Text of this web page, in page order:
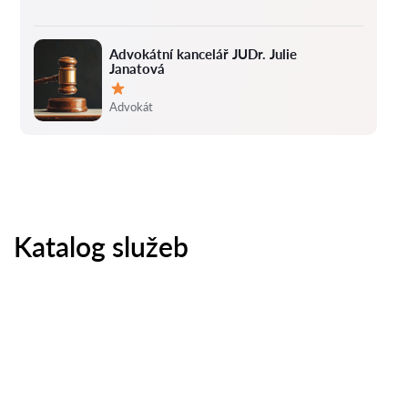
Advokátní kancelář JUDr. Julie
Janatová
Hodnocení:
Advokát
Katalog služeb